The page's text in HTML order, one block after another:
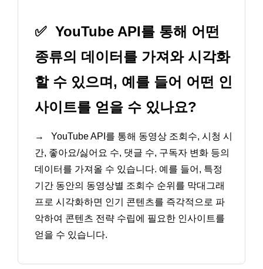
✅ YouTube API를 통해 어떤
종류의 데이터를 가져와 시각화
할 수 있으며, 예를 들어 어떤 인
사이트를 얻을 수 있나요?
→
YouTube API를 통해 동영상 조회수, 시청 시
간, 좋아요/싫어요 수, 댓글 수, 구독자 변화 등의
데이터를 가져올 수 있습니다. 예를 들어, 특정
기간 동안의 동영상별 조회수 순위를 막대그래
프로 시각화하면 인기 콘텐츠를 즉각적으로 파
악하여 콘텐츠 전략 수립에 필요한 인사이트를
얻을 수 있습니다.